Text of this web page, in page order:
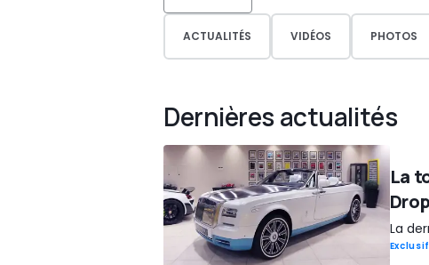
ACTUALITÉS VIDÉOS PHOTOS
Dernières actualités
La
La
Exclusif